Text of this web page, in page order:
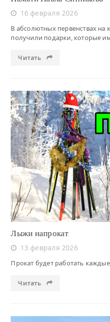
16 февраля 2026
В абсолютных первенствах на
получили подарки, которые
Читать
Лыжи напрокат
13 февраля 2026
Прокат будет работать
Читать